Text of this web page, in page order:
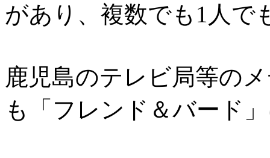
があり、複数でも1人で
鹿児島のテレビ局等の
も「フレンド＆バード